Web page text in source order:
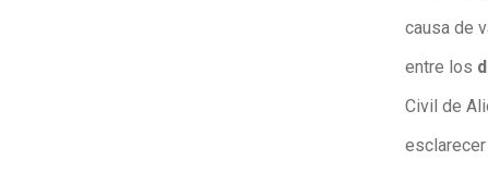
causa de
entre los
Civil de
esclarecer